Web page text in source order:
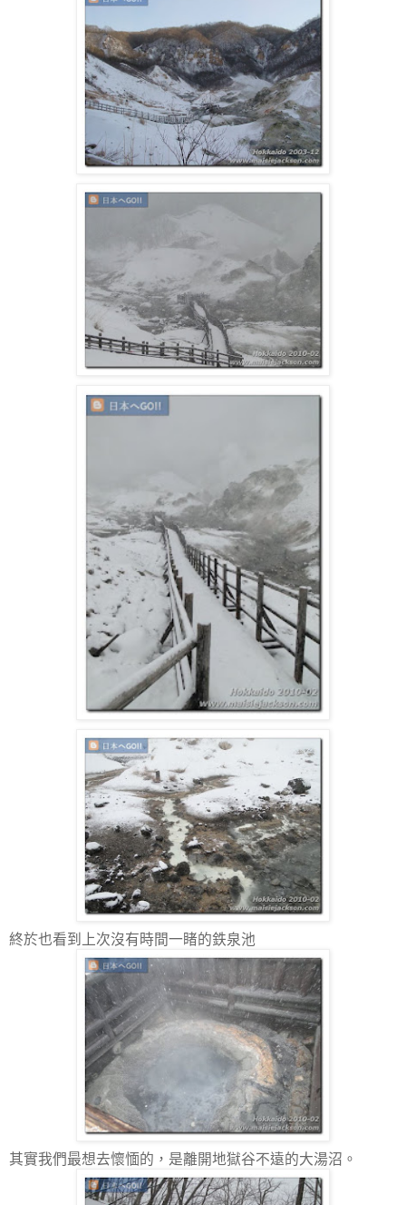
終於也看到上次沒有時間一睹的鉄泉池
其實我們最想去懷愐的，是離開地獄谷不遠的大湯沼。